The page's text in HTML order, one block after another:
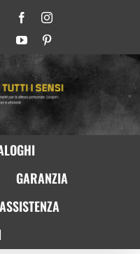
FacebookInstagram
YouTubePinterest
GARANZIA